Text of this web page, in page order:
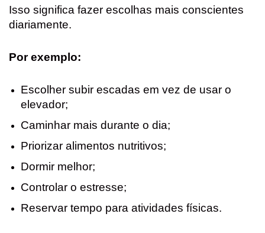
Isso significa fazer escolhas mais conscientes
diariamente.
Por exemplo:
Escolher subir escadas em vez de usar o
elevador;
Caminhar mais durante o dia;
Priorizar alimentos nutritivos;
Dormir melhor;
Controlar o estresse;
Reservar tempo para atividades físicas.